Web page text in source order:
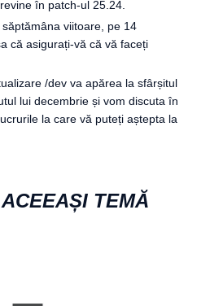
în patch-ul 25.24.
viitoare, pe 14
că asigurați-vă că vă faceți
/dev va apărea la sfârșitul
lui decembrie și vom discuta în
la care vă puteți aștepta la
TEMĂ